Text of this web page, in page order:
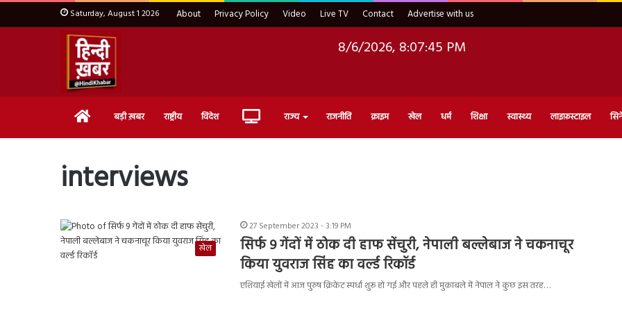
Saturday, August 1 2026 About Privacy Policy Video Live TV Contact Advertise with us
8/6/2026, 8:07:46 PM
Home बड़ी ख़बर राष्ट्रीय विदेश Live राज्य राजनीति क्राइम खेल धर्म शिक्षा स्वास्थ्य लाइफ़स्टाइल
interviews
खेल
27 September 2023 - 3:19 PM
सिर्फ 9 गेंदों में ठोक दी हाफ सेंचुरी, नेपाली बल्लेबाज ने चकनाचूर
किया युवराज सिंह का वर्ल्ड रिकॉर्ड
एशियाई खेलों में आज पुरुष क्रिकेट स्पर्धा शुरू हो गई और पहले ही मुकाबले में नेपाल ने कुछ इस तरह…